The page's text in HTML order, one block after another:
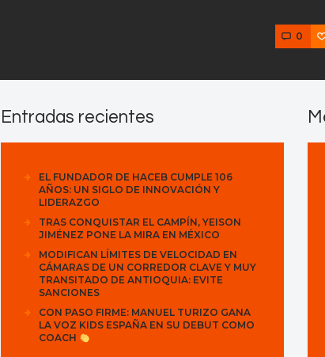
0
Entradas recientes
EL FUNDADOR DE HACEB CUMPLE 106
AÑOS: UN SIGLO DE INNOVACIÓN Y
LIDERAZGO
TRAS CONQUISTAR EL CAMPÍN, YEISON
JIMÉNEZ PONE LA MIRA EN MÉXICO
MODIFICAN LÍMITES DE VELOCIDAD EN
CÁMARAS DE UN CORREDOR CLAVE Y MUY
TRANSITADO DE ANTIOQUIA: EVITE
SANCIONES
CON PASO FIRME: MANUEL TURIZO GANA
LA VOZ KIDS ESPAÑA EN SU DEBUT COMO
COACH